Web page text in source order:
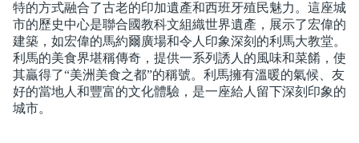
特的方式融合了古老的印加遺產和西班牙殖民魅力。這座城
市的歷史中心是聯合國教科文組織世界遺產，展示了宏偉的
建築，如宏偉的馬約爾廣場和令人印象深刻的利馬大教堂。
利馬的美食界堪稱傳奇，提供一系列誘人的風味和菜餚，使
其贏得了“美洲美食之都”的稱號。利馬擁有溫暖的氣候、友
好的當地人和豐富的文化體驗，是一座給人留下深刻印象的
城市。